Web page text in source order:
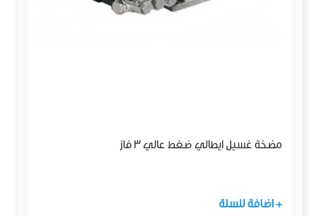
مضخة غسيل ايطالي ضغط عالي 3 فاز
+ اضافة للسلة